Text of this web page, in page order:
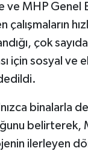
ve MHP Genel
çalışmaların
çok
için sosyal ve
binalarla
belirterek,
ilerleyen